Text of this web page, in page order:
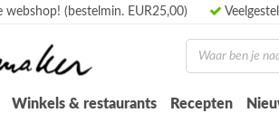
webshop! (bestelmin. EUR25,00)
Winkels & restaurants Recepten